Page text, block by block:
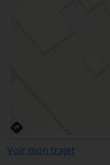
Voir mon trajet